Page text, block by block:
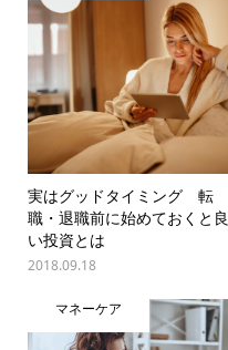
実はグッドタイミング 転
職・退職前に始めておくと良
い投資とは
2018.09.18
マネーケア